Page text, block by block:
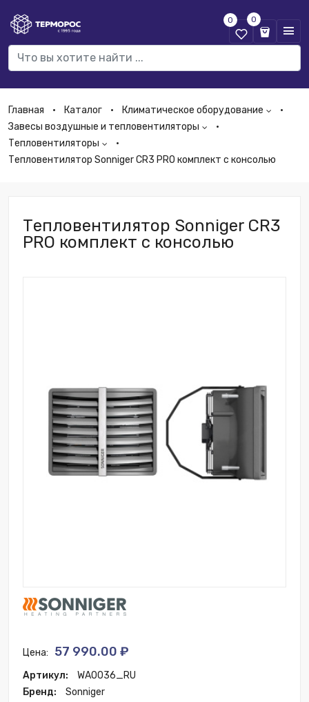
0 0
Главная Каталог
Климатическое оборудование
Завесы воздушные и тепловентиляторы
Тепловентиляторы
Тепловентилятор Sonniger CR3 PRO комплект с консолью
Тепловентилятор Sonniger CR3
PRO комплект с консолью
Цена: 57 990.00 ₽
Артикул:
WA0036_RU
Бренд:
Sonniger